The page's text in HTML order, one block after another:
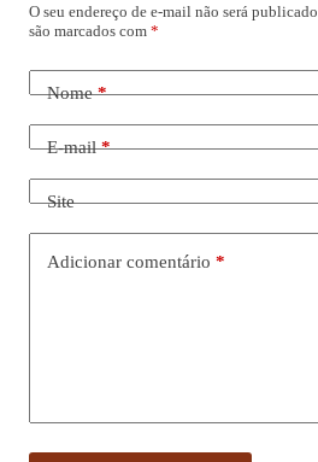
O seu endereço de e-mail não será publicado.
são marcados com *
Nome*
E-mail*
Site
Adicionar comentário *